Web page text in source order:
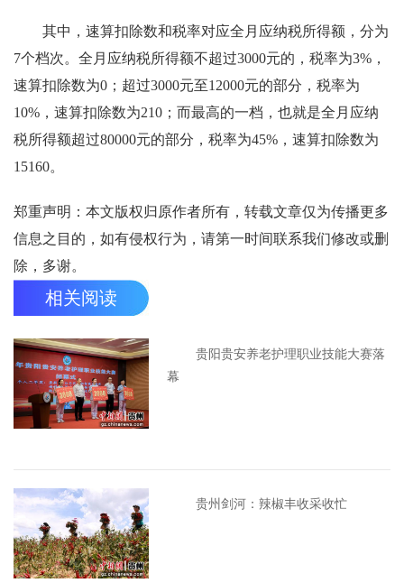
其中，速算扣除数和税率对应全月应纳税所得额，分为
7个档次。全月应纳税所得额不超过3000元的，税率为3%，
速算扣除数为0；超过3000元至12000元的部分，税率为
10%，速算扣除数为210；而最高的一档，也就是全月应纳
税所得额超过80000元的部分，税率为45%，速算扣除数为
15160。
郑重声明：本文版权归原作者所有，转载文章仅为传播更多
信息之目的，如有侵权行为，请第一时间联系我们修改或删
除，多谢。
相关阅读
贵阳贵安养老护理职业技能大赛落
幕
贵州剑河：辣椒丰收采收忙